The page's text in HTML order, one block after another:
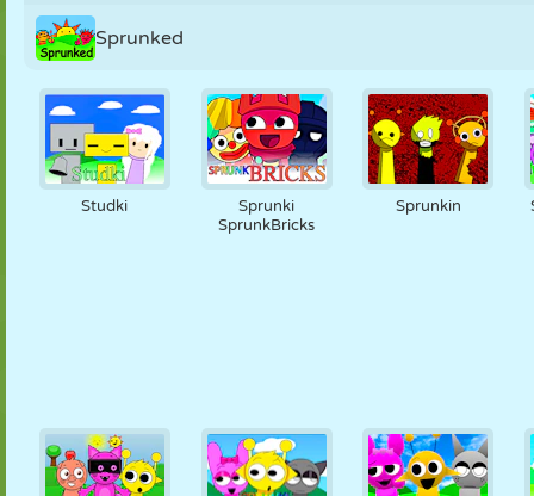
Sprunked
Studki
Sprunki
SprunkBricks
Sprunkin